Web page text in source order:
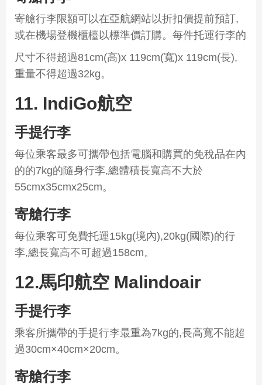
寄艙行李限額可以在亞航網站以折扣價提前預訂,
或在機場登機櫃檯以標準價訂購。每件托運行李的
尺寸不得超過81cm(高)x 119cm(寬)x 119cm(長),
重量不得超過32kg。
11. IndiGo航空
手提行李
每位乘客最多可攜帶包括電腦和購買的免稅品在內
的的7kg的隨身行李,總體積長寬高不大於
55cmx35cmx25cm。
寄艙行李
每位乘客可免費托運15kg(境內),20kg(國際)的行
李,總長寬高不可超過158cm。
12.馬印航空 Malindoair
手提行李
乘客所攜帶的手提行李最重為7kg的,長高寬不能超
過30cm×40cm×20cm。
寄艙行李